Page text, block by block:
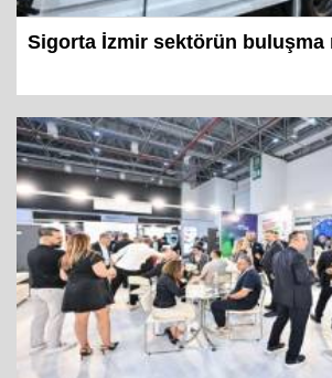
Sigorta İzmir sektörün buluşma